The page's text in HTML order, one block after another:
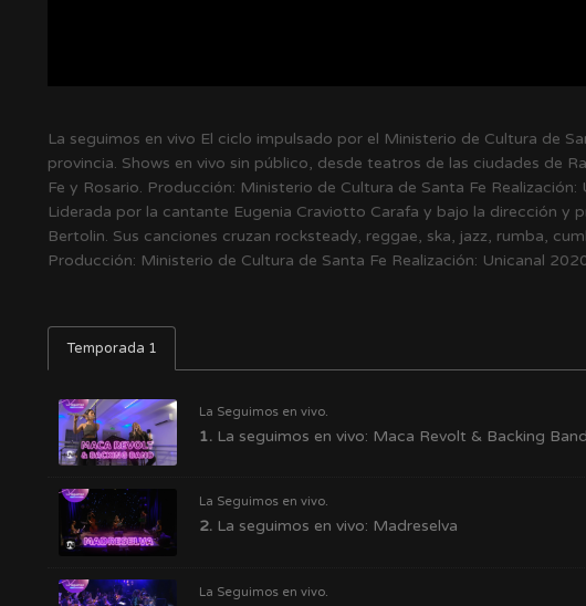
La seguimos en vivo El ciclo impulsado por el Ministerio de Cultura de
provincia. Shows en vivo sin público, desde teatros de las ciudades de
Fe y Rosario. Producción: Ministerio de Cultura de Santa Fe
Liderada por la cantante Eugenia Craviotto Carafa y bajo la dirección y
Bertolin. Sus canciones cruzan rocksteady, reggae, ska, jazz, rumba,
Producción: Ministerio de Cultura de Santa Fe Realización: Unicanal
Temporada 1
La Seguimos en vivo.
1. La seguimos en vivo: Maca Revolt & Backing Band
La Seguimos en vivo.
2. La seguimos en vivo: Madreselva
La Seguimos en vivo.